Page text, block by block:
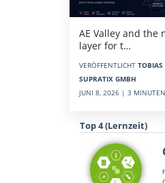
AE Valley and the
layer for t…
VERÖFFENTLICHT TOBIAS
SUPRATIX GMBH
JUNI 8, 2026 | 3 MINUTEN
Top 4 (Lernzeit)